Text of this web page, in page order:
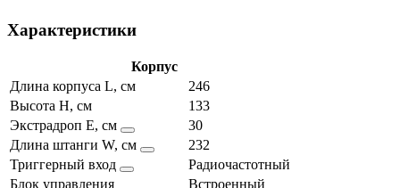
Характеристики
Корпус
Длина корпуса L, см
246
Высота H, см
133
Экстрадроп E, см
30
Длина штанги W, см
232
Триггерный вход
Радиочастотный
Блок управления
Встроенный